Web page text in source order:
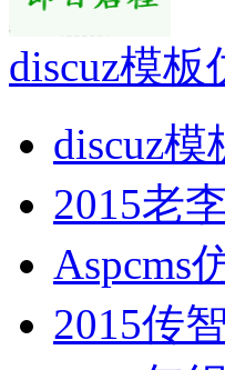
discuz模板
discuz
2015老
Aspcms
2015传